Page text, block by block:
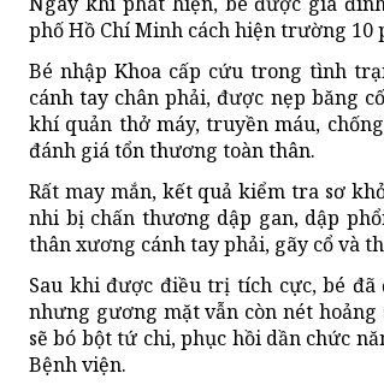
phố Hồ Chí Minh cách hiện trường 10
Bé nhập Khoa cấp cứu trong tình
cánh tay chân phải, được nẹp băng
khí quản thở máy, truyền máu,
đánh giá tổn thương toàn thân.
Rất may mắn, kết quả kiểm tra sơ
nhi bị chấn thương dập gan, dập
thân xương cánh tay phải, gãy cổ và
Sau khi được điều trị tích cực, bé
nhưng gương mặt vẫn còn nét
sẽ bó bột tứ chi, phục hồi dần chức
Bệnh viện.